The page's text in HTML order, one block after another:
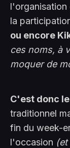
la
ou encore
ces noms, à
moquer de
C'est donc
traditionnel
fin du week-
l'occasion